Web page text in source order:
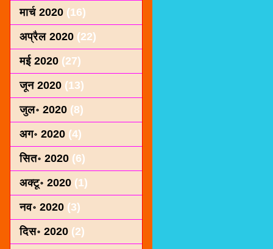
मार्च 2020 (16)
अप्रैल 2020 (22)
मई 2020 (27)
जून 2020 (13)
जुल॰ 2020 (8)
अग॰ 2020 (4)
सित॰ 2020 (6)
अक्टू॰ 2020 (1)
नव॰ 2020 (3)
दिस॰ 2020 (2)